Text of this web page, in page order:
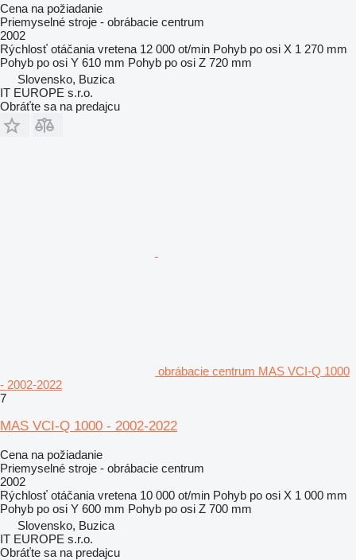
Cena na požiadanie
Priemyselné stroje - obrábacie centrum
2002
Rýchlosť otáčania vretena 12 000 ot/min Pohyb po osi X 1 270 mm
Pohyb po osi Y 610 mm Pohyb po osi Z 720 mm
Slovensko, Buzica
IT EUROPE s.r.o.
Obráťte sa na predajcu
obrábacie centrum MAS VCI-Q 1000
- 2002-2022
7
MAS VCI-Q 1000 - 2002-2022
Cena na požiadanie
Priemyselné stroje - obrábacie centrum
2002
Rýchlosť otáčania vretena 10 000 ot/min Pohyb po osi X 1 000 mm
Pohyb po osi Y 600 mm Pohyb po osi Z 700 mm
Slovensko, Buzica
IT EUROPE s.r.o.
Obráťte sa na predajcu